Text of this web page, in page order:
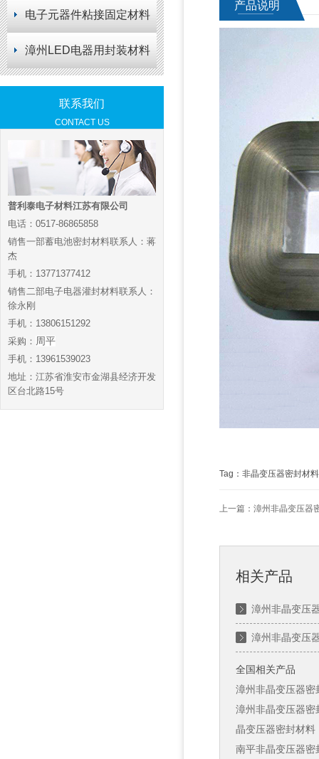
电子元器件粘接固定材料
漳州LED电器用封装材料
联系我们
CONTACT US
普利泰电子材料江苏有限公司
电话：0517-86865858
销售一部蓄电池密封材料联系人：蒋
杰
手机：13771377412
销售二部电子电器灌封材料联系人：
徐永刚
手机：13806151292
采购： 周平
手机：13961539023
地址：江苏省淮安市金湖县经济开发
区台北路15号
产品说明
Tag：非晶变压器密封材料
上一篇： 漳州非晶变压器
相关产品
漳州非晶变压
漳州非晶变压
全国相关产品
漳州非晶变压器密
漳州非晶变压器密
晶变压器密封材料
南平非晶变压器密